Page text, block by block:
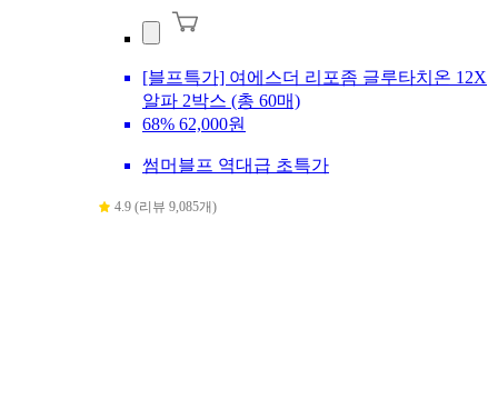
[블프특가] 여에스더 리포좀 글루타치온 12X
알파 2박스 (총 60매)
68% 62,000원
썸머블프 역대급 초특가
4.9 (리뷰 9,085개)